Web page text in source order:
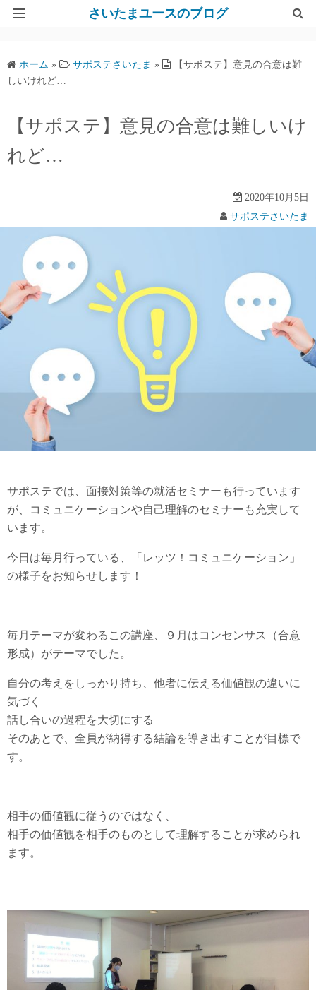
さいたまユースのブログ
さいたまユースサポートネット
ホーム » サポステさいたま »
【サポステ】意見の合意は難
しいけれど…
【サポステ】意見の合意は難しいけ
れど…
2020年10月5日
サポステさいたま
サポステでは、面接対策等の就活セミナーも行っています
が、コミュニケーションや自己理解のセミナーも充実して
います。
今日は毎月行っている、「レッツ！コミュニケーション」
の様子をお知らせします！
毎月テーマが変わるこの講座、９月はコンセンサス（合意
形成）がテーマでした。
自分の考えをしっかり持ち、他者に伝える価値観の違いに
気づく
話し合いの過程を大切にする
そのあとで、全員が納得する結論を導き出すことが目標で
す。
相手の価値観に従うのではなく、
相手の価値観を相手のものとして理解することが求められ
ます。